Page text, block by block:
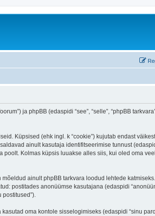
ja phpBB (edaspidi “see”, “selle”, “phpBB
Küpsised (ehk ingl. k “cookie”) kujutab endast
ainult kasutaja identifitseerimise tunnust
Kolmas küpsis luuakse alles siis, kui oled oma
ainult phpBB tarkvara loodud lehtede
postitades anonüümse kasutajana (edaspidi
postitused”).
oma kontole sisselogimiseks (edaspidi “sinu